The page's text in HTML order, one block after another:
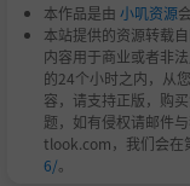
本作品是由 小叽资源
本站提供的资源转载
内容用于商业或者非
的24个小时之内，从
容，请支持正版，购
题，如有侵权请邮件
tlook.com，我们会在
6/。